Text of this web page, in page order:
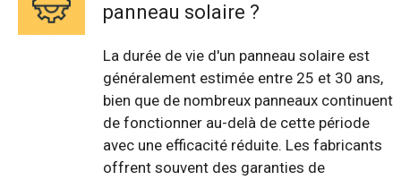
panneau solaire ?
La durée de vie d'un panneau solaire est
généralement estimée entre 25 et 30 ans,
bien que de nombreux panneaux continuent
de fonctionner au-delà de cette période
avec une efficacité réduite. Les fabricants
offrent souvent des garanties de